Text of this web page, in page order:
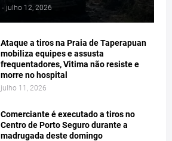
- julho 12, 2026
Ataque a tiros na Praia de Taperapuan
mobiliza equipes e assusta
frequentadores, Vitima não resiste e
morre no hospital
julho 11, 2026
Comerciante é executado a tiros no
Centro de Porto Seguro durante a
madrugada deste domingo